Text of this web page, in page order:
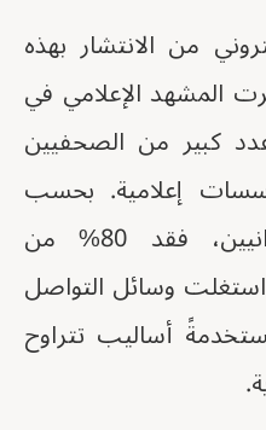
من الانتشار بهذه
المشهد الإعلامي في
كبير من الصحفيين
إعلامية. بحسب
نقابة الصحفيين السودانيين، فقد 80% من
وسائل التواصل
أساليب تتراوح